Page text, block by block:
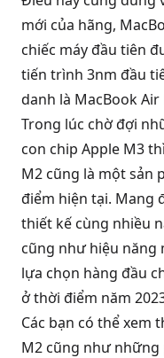
mới của hãng,
chiếc máy đầu tiên
tiến trình 3nm đầu
danh là MacBook Air
Trong lúc chờ đợi
con chip Apple M3
M2 cũng là một sản
điểm hiện tại. Mang
thiết kế cùng nhiều
cũng như hiệu năng
lựa chọn hàng đầu
ở thời điểm năm
Các bạn có thể xem
M2 cũng như những